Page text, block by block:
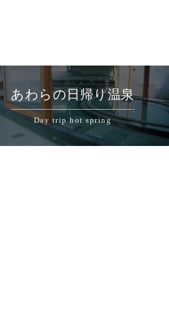
あわらの日帰り温泉
Day trip hot spring